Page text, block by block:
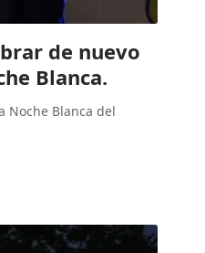
de nuevo
Blanca.
Noche Blanca del